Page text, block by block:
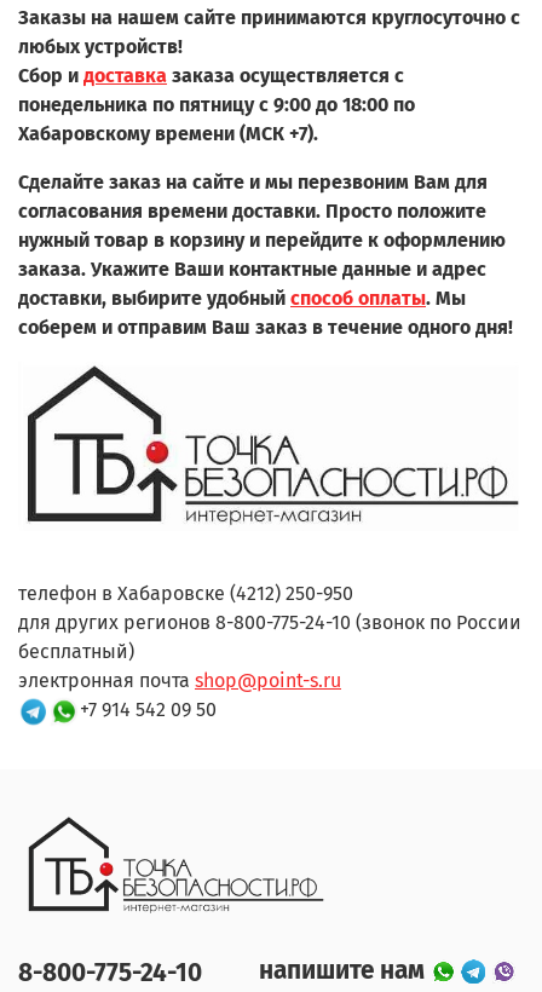
Заказы на нашем сайте принимаются круглосуточно с
любых устройств!
Сбор и доставка заказа осуществляется с
понедельника по пятницу с 9:00 до 18:00 по
Хабаровскому времени (МСК +7).
Сделайте заказ на сайте и мы перезвоним Вам для
согласования времени доставки. Просто положите
нужный товар в корзину и перейдите к оформлению
заказа. Укажите Ваши контактные данные и адрес
доставки, выбирите удобный способ оплаты. Мы
соберем и отправим Ваш заказ в течение одного дня!
телефон в Хабаровске (4212) 250-950
для других регионов 8-800-775-24-10 (звонок по России
бесплатный)
электронная почта shop@point-s.ru
+7 914 542 09 50
8-800-775-24-10 напишите нам